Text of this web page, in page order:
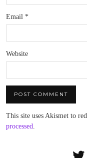
Email *
Website
This site uses Akismet to
processed.